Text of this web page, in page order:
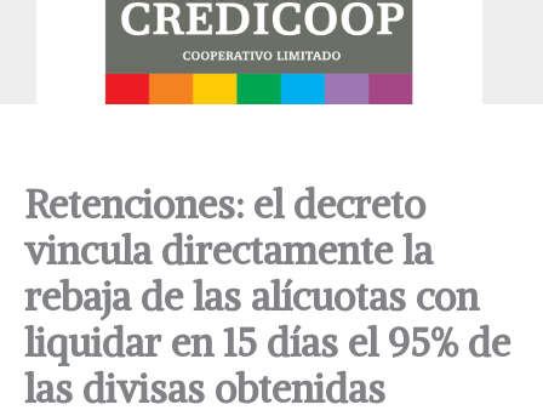
Retenciones: el decreto
vincula directamente la
rebaja de las alícuotas con
liquidar en 15 días el 95% de
las divisas obtenidas